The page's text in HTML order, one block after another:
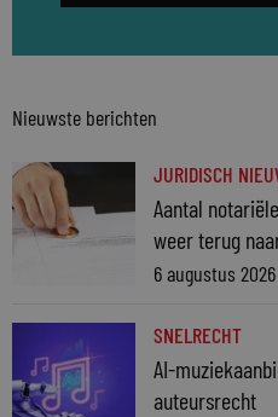
Nieuwste berichten
JURIDISCH
Aantal
weer terug
6 augustus 2026
SNELRECHT
AI-
auteursrecht